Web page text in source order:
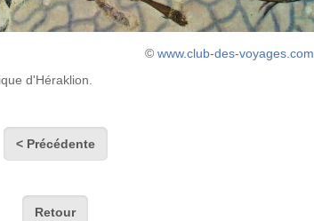
© www.club-des-voyages.com
d'Héraklion.
< Précédente
Retour